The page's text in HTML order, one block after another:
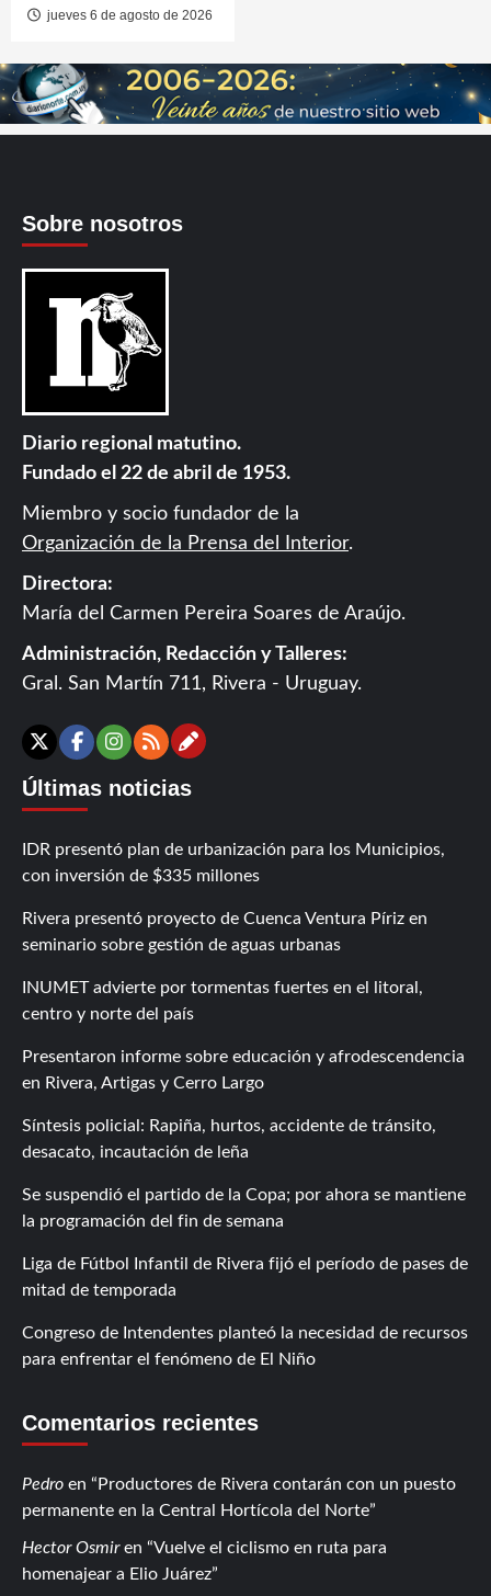
jueves 6 de agosto de 2026
Sobre nosotros
Diario regional matutino.
Fundado el 22 de abril de 1953.
Miembro y socio fundador de la
Organización de la Prensa del Interior.
Directora:
María del Carmen Pereira Soares de Araújo.
Administración, Redacción y Talleres:
Gral. San Martín 711, Rivera - Uruguay.
X Facebook
Instagram
RSSContáctanos
Últimas noticias
IDR presentó plan de urbanización para los Municipios,
con inversión de $335 millones
Rivera presentó proyecto de Cuenca Ventura Píriz en
seminario sobre gestión de aguas urbanas
INUMET advierte por tormentas fuertes en el litoral,
centro y norte del país
Presentaron informe sobre educación y afrodescendencia
en Rivera, Artigas y Cerro Largo
Síntesis policial: Rapiña, hurtos, accidente de tránsito,
desacato, incautación de leña
Se suspendió el partido de la Copa; por ahora se mantiene
la programación del fin de semana
Liga de Fútbol Infantil de Rivera fijó el período de pases de
mitad de temporada
Congreso de Intendentes planteó la necesidad de recursos
para enfrentar el fenómeno de El Niño
Comentarios recientes
Pedro en
Productores de Rivera contarán con un puesto
permanente en la Central Hortícola del Norte
Hector Osmiren
Vuelve el ciclismo en ruta para
homenajear a Elio Juárez